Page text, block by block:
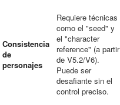
Consistencia
de
personajes
Requiere técnicas
como el "seed" y
el "character
reference" (a partir
de V5.2/V6).
Puede ser
desafiante sin el
control preciso.